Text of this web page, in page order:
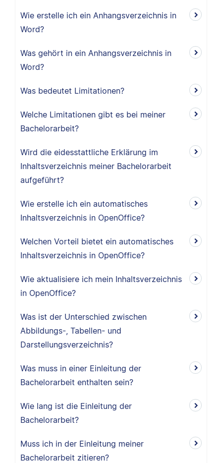
Wie erstelle ich ein Anhangsverzeichnis in
Word?
Was gehört in ein Anhangsverzeichnis in
Word?
Was bedeutet Limitationen?
Welche Limitationen gibt es bei meiner
Bachelorarbeit?
Wird die eidesstattliche Erklärung im
Inhaltsverzeichnis meiner Bachelorarbeit
aufgeführt?
Wie erstelle ich ein automatisches
Inhaltsverzeichnis in OpenOffice?
Welchen Vorteil bietet ein automatisches
Inhaltsverzeichnis in OpenOffice?
Wie aktualisiere ich mein Inhaltsverzeichnis
in OpenOffice?
Was ist der Unterschied zwischen
Abbildungs-, Tabellen- und
Darstellungsverzeichnis?
Was muss in einer Einleitung der
Bachelorarbeit enthalten sein?
Wie lang ist die Einleitung der
Bachelorarbeit?
Muss ich in der Einleitung meiner
Bachelorarbeit zitieren?